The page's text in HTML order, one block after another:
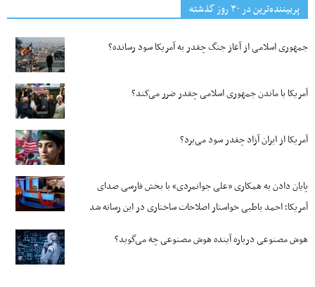
پربیننده‌ترین‌ در ۳۰ روز گذشته
جمهوری اسلامی از آغاز جنگ چقدر به آمریکا سود رسانده؟
آمریکا با ماندن جمهوری اسلامی چقدر ضرر می‌کند؟
آمریکا از ایران آزاد چقدر سود می‌برد؟
پایان دادن به همکاری «علی جوانمردی» با بخش فارسی صدای
آمریکا؛ احمد باطبی خواستار اصلاحات ساختاری در این رسانه شد
هوش مصنوعی درباره آینده هوش مصنوعی چه می‌گوید؟